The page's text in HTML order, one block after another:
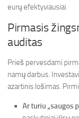
eurų efektyviausiai.
Pirmasis
auditas
Prieš pervesdami
namų darbus.
azartinis lošimas.
Ar turiu „saugos